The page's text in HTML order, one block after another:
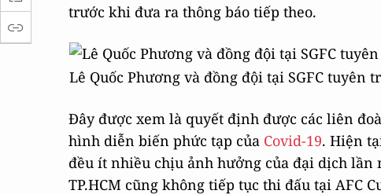
trước khi đưa ra thông báo tiếp theo.
Lê Quốc Phương và đồng đội tại SGFC tuyên
Đây được xem là quyết định được các liên
hình diễn biến phức tạp của Covid-19. Hiện
đều ít nhiều chịu ảnh hưởng của đại dịch lần
TP.HCM cũng không tiếp tục thi đấu tại AFC